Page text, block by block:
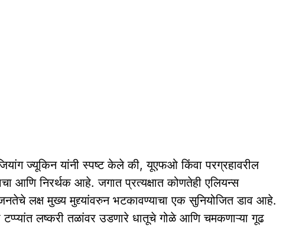
ज्यूकिन यांनी स्पष्ट केले की, यूएफओ किंवा परग्रहावरील
आणि निरर्थक आहे. जगात प्रत्यक्षात कोणतेही एलियन्स
जनतेचे लक्ष मुख्य मुद्द्यांवरुन भटकावण्याचा एक सुनियोजित डाव आहे.
टप्प्यांत लष्करी तळांवर उडणारे धातूचे गोळे आणि चमकणाऱ्या गूढ